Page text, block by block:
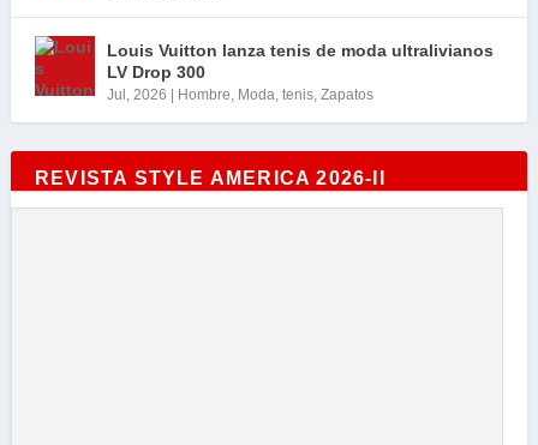
Louis Vuitton lanza tenis de moda ultralivianos
LV Drop 300
Jul, 2026 Hombre, Moda, tenis, Zapatos
REVISTA STYLE AMERICA 2026-II